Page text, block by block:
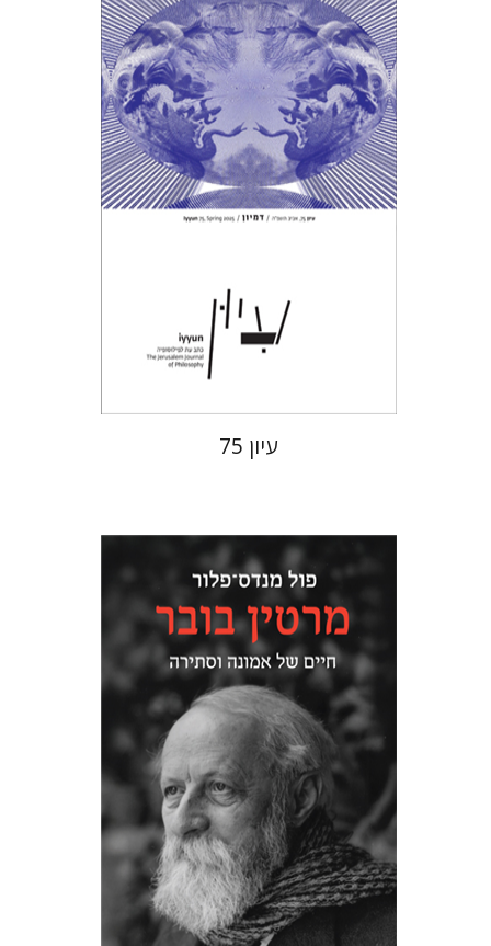
חגי כנען
הנחת אתר ספר מודפס
$31
$28
עיון 75
פול מנדס-פלור
מתן אורם
הנחת אתר ספר מודפס
$35
$32